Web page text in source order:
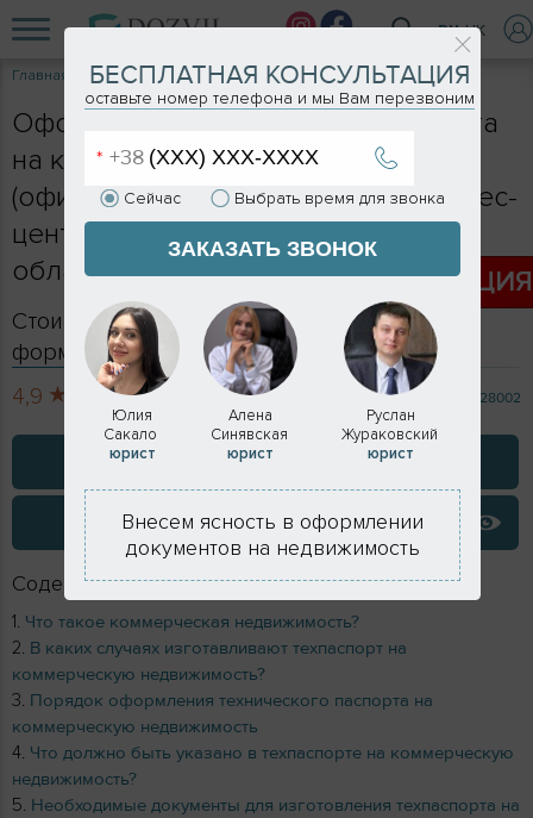
RU UK
Главная Услуги Техпаспорт на коммерческую недвижимость
ВИДЕО ОТЗЫВЫ
ЗАКАЗАТЬ КОНСУЛЬТАЦИЮ
Оформление технического паспорта
на коммерческую недвижимость
(офис, магазин, склад, аптека, бизнес-
центр и др.) в Киеве и Киевской
области в 2026 году
Стоимость в Киеве и в Киевской обл -
формируется индивидуально
4,9
713 отзывов 28002
Содержание
Что такое коммерческая недвижимость?
В каких случаях изготавливают техпаспорт на
коммерческую недвижимость?
Порядок оформления технического паспорта на
коммерческую недвижимость
Что должно быть указано в техпаспорте на коммерческую
недвижимость?
Необходимые документы для изготовления техпаспорта на
АКЦИЯ
БЕСПЛАТНАЯ КОНСУЛЬТАЦИЯ
оставьте номер телефона и мы Вам перезвоним
Сейчас Выбрать время для звонка
ЗАКАЗАТЬ ЗВОНОК
Юлия
Сакало
юрист
Алена
Синявская
юрист
Руслан
Жураковский
юрист
Внесем ясность в оформлении
документов на недвижимость